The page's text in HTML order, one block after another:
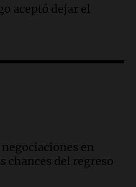
Buenos Aires
generando
Jujuy denuncian
700.000 pesos en
aceptó dejar el
en
chances del regreso